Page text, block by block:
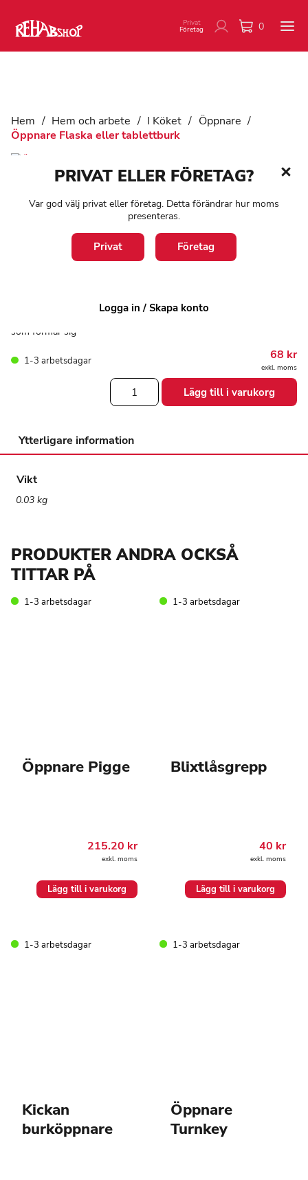
0
Privat
Företag
Hem / Hem och arbete / I Köket / Öppnare /
Öppnare Flaska eller tablettburk
Öppnare Flaska eller
tablettburk
För vridbara kapsyler på flaskor eller tablettburkar. Mjukt material
som formar sig
1-3 arbetsdagar 68 kr
exkl. moms
Öppnare
Flaska
eller
mängd
Lägg till i varukorg
Ytterligare information
Vikt
0.03 kg
PRODUKTER ANDRA OCKSÅ
TITTAR PÅ
1-3 arbetsdagar
Öppnare Pigge
215.20 kr
exkl. moms
Lägg till i varukorg
1-3 arbetsdagar
Blixtlåsgrepp
40 kr
exkl. moms
Lägg till i varukorg
1-3 arbetsdagar
Kickan
burköppnare
1-3 arbetsdagar
Öppnare
Turnkey
PRIVAT ELLER FÖRETAG?
Var god välj privat eller företag. Detta förändrar hur moms
presenteras.
Privat Företag
Logga in / Skapa konto